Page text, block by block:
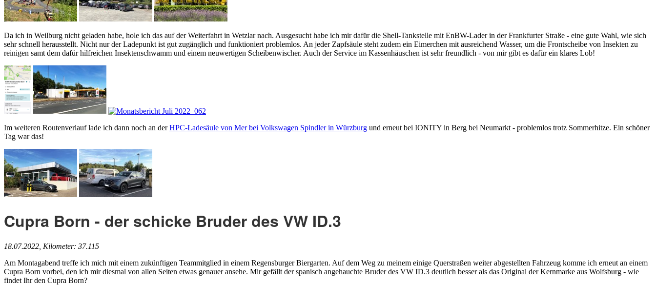
Da ich in Weilburg nicht geladen habe, hole ich das auf der Weiterfahrt in Wetzlar nach. Ausgesucht habe ich mir dafür die Shell-Tankstelle mit EnBW-Lader in der Frankfurter Straße - eine gute Wahl, wie sich
sehr schnell herausstellt. Nicht nur der Ladepunkt ist gut zugänglich und funktioniert problemlos. An jeder Zapfsäule steht zudem ein Eimerchen mit ausreichend Wasser, um die Frontscheibe von Insekten zu
reinigen samt dem dafür hilfreichen Insektenschwamm und einem neuwertigen Scheibenwischer. Auch der Service im Kassenhäuschen ist sehr freundlich - von mir gibt es dafür ein klares Lob!
Im weiteren Routenverlauf lade ich dann noch an derHPC-Ladesäule von Mer bei Volkswagen Spindler in Würzburg und erneut bei IONITY in Berg bei Neumarkt - problemlos trotz Sommerhitze. Ein schöner
Tag war das!
Cupra Born - der schicke Bruder des VW ID.3
18.07.2022, Kilometer: 37.115
Am Montagabend treffe ich mich mit einem zukünftigen Teammitglied in einem Regensburger Biergarten. Auf dem Weg zu meinem einige Querstraßen weiter abgestellten Fahrzeug komme ich erneut an einem
Cupra Born vorbei, den ich mir diesmal von allen Seiten etwas genauer ansehe. Mir gefällt der spanisch angehauchte Bruder des VW ID.3 deutlich besser als das Original der Kernmarke aus Wolfsburg - wie
findet Ihr den Cupra Born?